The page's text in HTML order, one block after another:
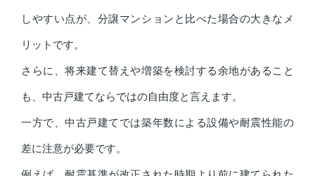
しやすい点が、分譲マンションと比べた場合の大きなメ
リットです。
さらに、将来建て替えや増築を検討する余地があること
も、中古戸建てならではの自由度と言えます。
一方で、中古戸建てでは築年数による設備や耐震性能の
差に注意が必要です。